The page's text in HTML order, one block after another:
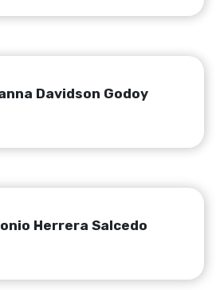
Davidson Godoy
Herrera Salcedo